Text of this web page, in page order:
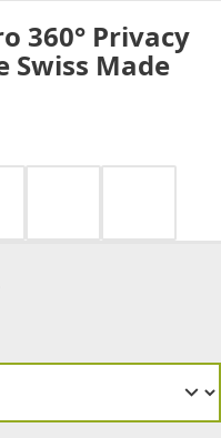
360° Privacy
Swiss Made